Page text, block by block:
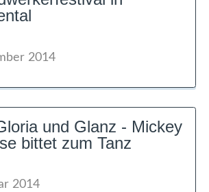
2014
und Glanz - Mickey
bittet zum Tanz
2014